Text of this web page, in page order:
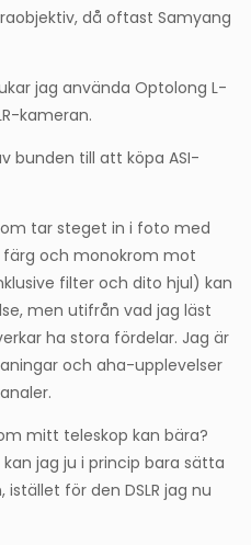
då oftast Samyang
jag använda Optolong L-
kameran.
bunden till att köpa ASI-
tar steget in i foto med
och monokrom mot
filter och dito hjul) kan
men utifrån vad jag läst
ha stora fördelar. Jag är
och aha-upplevelser
mitt teleskop kan bära?
jag ju i princip bara sätta
för den DSLR jag nu